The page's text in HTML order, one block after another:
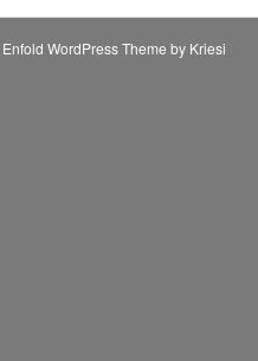
Enfold WordPress Theme by Kriesi